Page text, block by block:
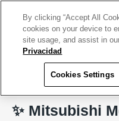
GFRMedia.
✨ Mitsubishi
By clicking “Accept All
cookies on your device to
site usage, and assist in
Privacidad
Cookies Settings